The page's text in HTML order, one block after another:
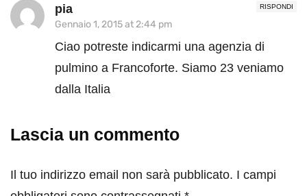
RISPONDI
pia
Gennaio 1, 2015 at 2:44 pm
Ciao potreste indicarmi una agenzia di
pulmino a Francoforte. Siamo 23 veniamo
dalla Italia
Lascia un commento
Il tuo indirizzo email non sarà pubblicato. I campi